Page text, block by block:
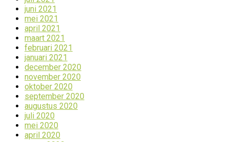
juni 2021
mei 2021
april 2021
maart 2021
februari 2021
januari 2021
december 2020
november 2020
oktober 2020
september 2020
augustus 2020
juli 2020
mei 2020
april 2020